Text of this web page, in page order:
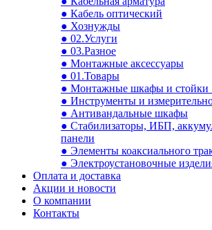
● Кабель оптический
● Хознужды
● 02.Услуги
● 03.Разное
● Монтажные аксессуары
● 01.Товары
● Монтажные шкафы и стойки
● Инструменты и
● Антивандальные шкафы
● Стабилизаторы, ИБП,
панели
● Элементы коаксиального
● Электроустановочные
Оплата и доставка
Акции и новости
О компании
Контакты